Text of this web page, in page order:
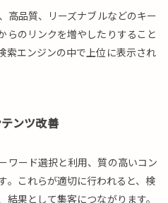
高品質、リーズナブルなどのキー
らのリンクを増やしたりすること
索エンジンの中で上位に表示され
ンツ改善
ワード選択と利用、質の高いコン
。これらが適切に行われると、検
果として集客につながります。